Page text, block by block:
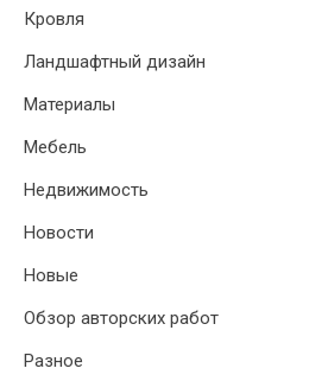
Кровля
Ландшафтный дизайн
Материалы
Мебель
Недвижимость
Новости
Новые
Обзор авторских работ
Разное